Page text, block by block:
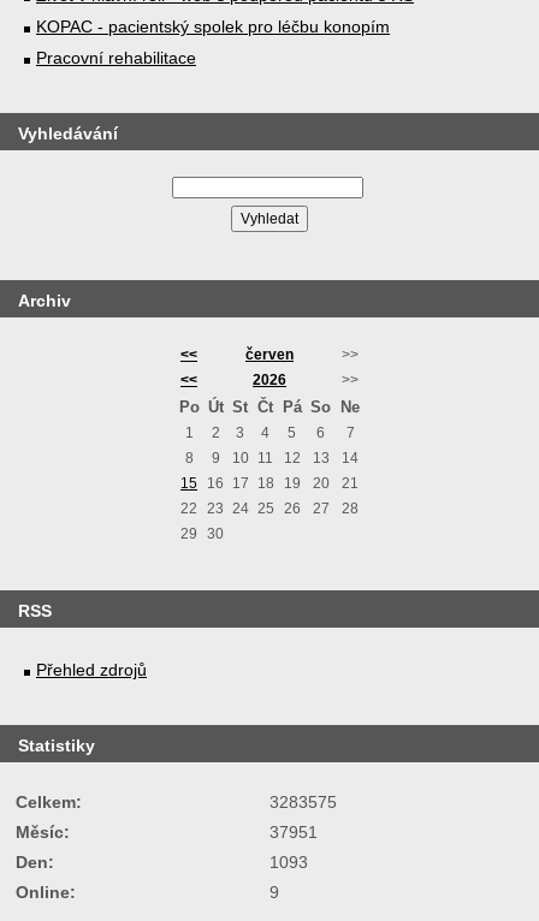
KOPAC - pacientský spolek pro léčbu konopím
Pracovní rehabilitace
Vyhledávání
Archiv
<< červen
>>
<<
2026 >>
Po Út St Čt Pá So Ne
1 2 3 4 5 6
7
8
9 10 11 12 13
14
15
16 17 18 19 20
21
22
23 24 25 26 27
28
29
30
RSS
Přehled zdrojů
Statistiky
Online: 9
Celkem:
3283575
Měsíc:
37951
Den:
1093